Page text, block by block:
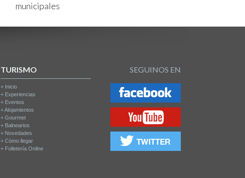
municipales
TURISMO
+ Inicio
+ Experiencias
+ Eventos
+Alojamientos
+Gourmet
+ Balnearios
+ Novedades
+Cómo llegar
+ Folletería Online
SEGUINOS EN